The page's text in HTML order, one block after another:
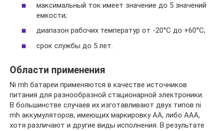
максимальный ток имеет значение до 5 значений
емкости;
диапазон рабочих температур от -20°С до +60°С;
срок службы до 5 лет.
Области применения
Ni mh батареи применяются в качестве источников
питания для разнообразной стационарной электроники.
В большинстве случаев их изготавливают двух типов ni
mh аккумуляторов, имеющих маркировку АА, либо ААА,
хотя различают и другие виды исполнения. В результате